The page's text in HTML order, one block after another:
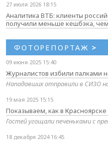
27 июля 2026 18:15
Аналитика ВТБ: клиенты
получили меньше кешбэка,
ФОТОРЕПОРТАЖ >
09 июня 2025 15:40
Журналистов избили палками
Нападавших отправили в СИЗО
19 мая 2025 15:15
Показываем, как в
Гостей угощали печеньками с
18 декабря 2024 16:45